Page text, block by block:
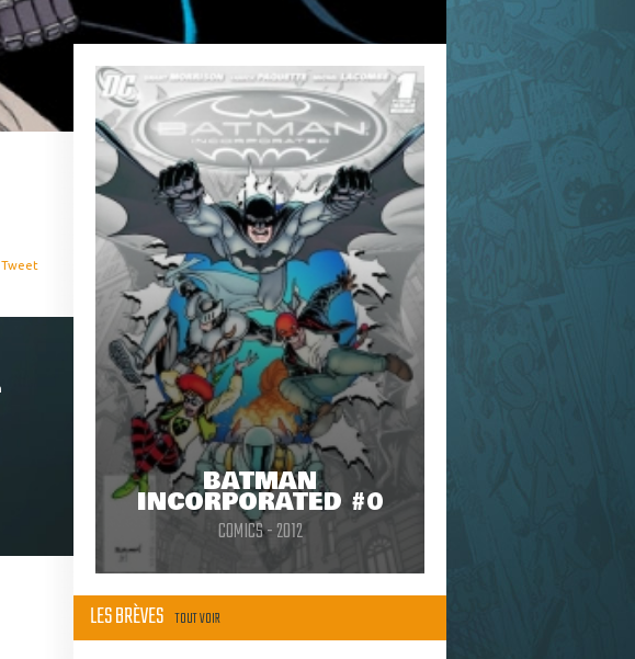
Tweet
BATMAN
INCORPORATED #0
COMICS - 2012
LES BRÈVES TOUT VOIR